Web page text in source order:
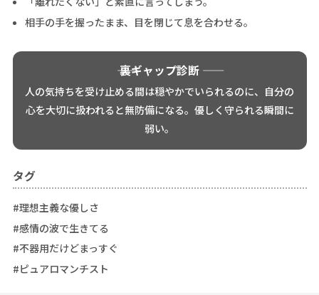
相手の手を握ったまま、目を閉じて息を合わせる。
―― 裏ギャップ診断 ――
人の気持ちを受け止める間は穏やかでいられるのに、自分の
心を大切に扱われると無防備になる。優しく守られる瞬間に
弱い。
タグ
#理想主義な優しさ
#感情の波で生きてる
#不器用だけどまっすぐ
#ピュアロマンチスト